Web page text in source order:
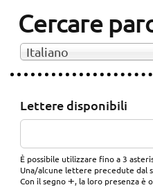
Cercare
Italiano
Lettere disponibili
È possibile utilizzare fino a 3
Una/alcune lettere precedute dal
Con il segno+, la loro presenza è